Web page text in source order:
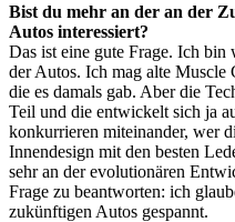
Bist du mehr an der an der
Autos interessiert?
Das ist eine gute Frage. Ich
der Autos. Ich mag alte Muscle
die es damals gab. Aber die
Teil und die entwickelt sich ja
konkurrieren miteinander, wer
Innendesign mit den besten
sehr an der evolutionären
Frage zu beantworten: ich
zukünftigen Autos gespannt.